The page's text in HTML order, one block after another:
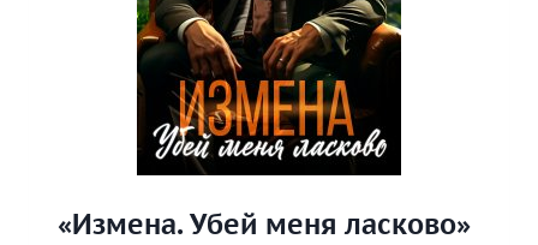
«Измена. Убей меня ласково»